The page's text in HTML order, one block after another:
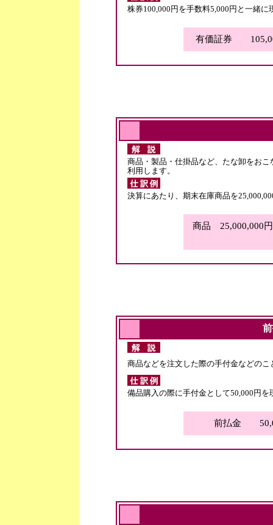
株券100,000円を手数料5,000円と一緒に
有価証券
商品・製品・仕掛品など、たな卸をお
利用します。
決算にあたり、期末在庫商品を
商品 25,000,000
商品などを注文した際の手付金などのこ
備品購入の際に手付金として50,000円を
前払金